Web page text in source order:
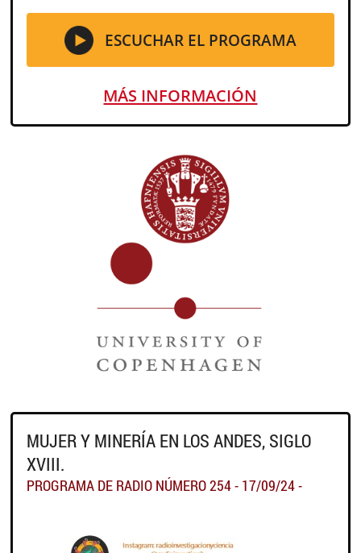
ESCUCHAR EL PROGRAMA
MÁS INFORMACIÓN
MUJER Y MINERÍA EN LOS ANDES, SIGLO
XVIII.
PROGRAMA DE RADIO NÚMERO 254 - 17/09/24 -